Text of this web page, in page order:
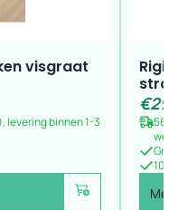
visgraat
levering binnen 1-3
Voeg toe
€
56